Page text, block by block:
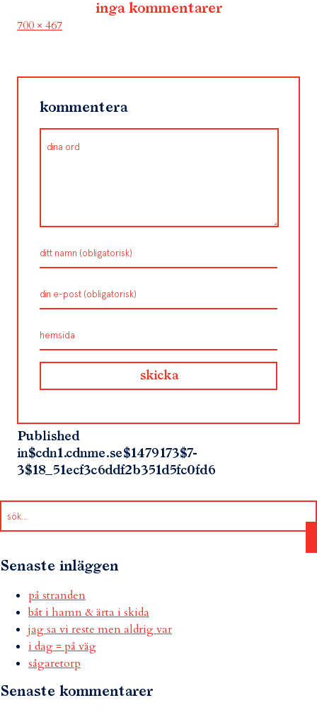
inga kommentarer
Full
700 × 467
kommentera
Published
in$cdn1.cdnme.se$1479173$7-
3$18_51ecf3c6ddf2b351d5fc0fd6
Senaste inläggen
på stranden
båt i hamn & ärta i skida
jag sa vi reste men aldrig var
i dag = på väg
sågaretorp
Senaste kommentarer